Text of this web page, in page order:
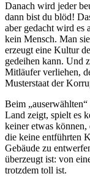
Danach wird jeder
dann bist du blöd!
aber gedacht wird es
kein Mensch. Man
erzeugt eine Kultur
gedeihen kann. Und
Mitläufer verliehen,
Musterstaat der
Beim
Land zeigt, spielt es
keiner etwas
die keine entführten
Gebäude zu
überzeugt ist: von
trotzdem toll ist.